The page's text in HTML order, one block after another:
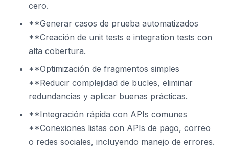
cero.
**Generar casos de prueba automatizados
**Creación de unit tests e integration tests con
alta cobertura.
**Optimización de fragmentos simples
**Reducir complejidad de bucles, eliminar
redundancias y aplicar buenas prácticas.
**Integración rápida con APIs comunes
**Conexiones listas con APIs de pago, correo
o redes sociales, incluyendo manejo de errores.